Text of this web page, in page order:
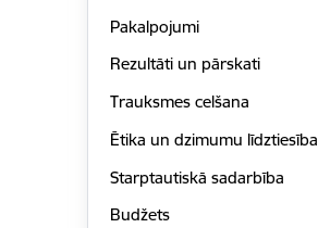
Pakalpojumi
Rezultāti un pārskati
Trauksmes celšana
Ētika un dzimumu līdztiesība
Starptautiskā sadarbība
Budžets